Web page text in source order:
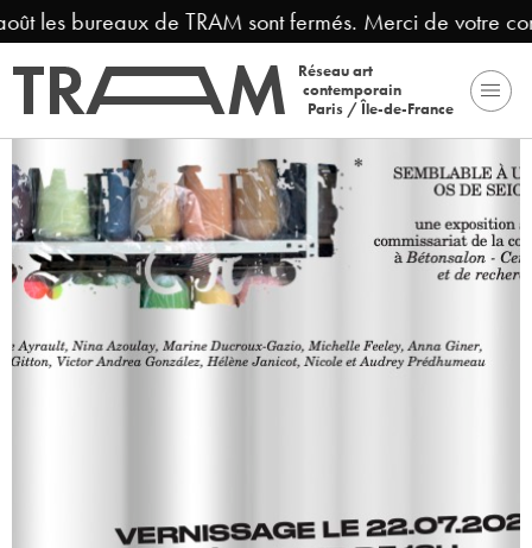
les bureaux de TRAM sont fermés. Merci de votre
Réseau art
contemporain
Paris / Île-de-France